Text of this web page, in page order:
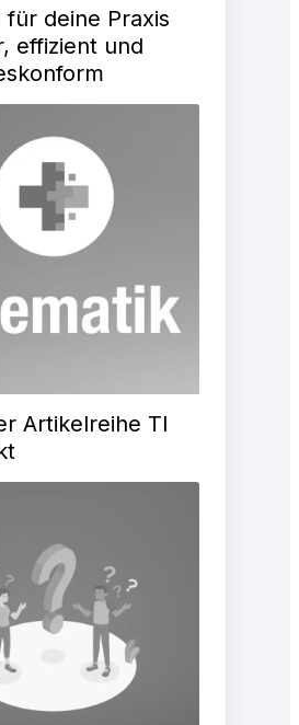
für deine Praxis
effizient und
Artikelreihe TI